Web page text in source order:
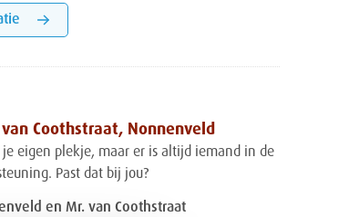
Coothstraat, Nonnenveld
je eigen plekje, maar er is altijd iemand in de
Past dat bij jou?
en Mr. van Coothstraat